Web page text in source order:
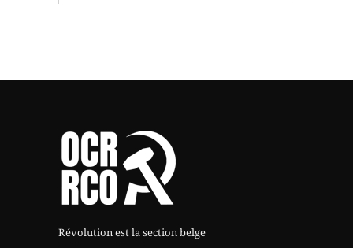
Révolution est la section belge